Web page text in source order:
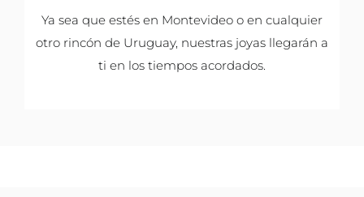
Ya sea que estés en Montevideo o en cualquier
otro rincón de Uruguay, nuestras joyas llegarán a
ti en los tiempos acordados.